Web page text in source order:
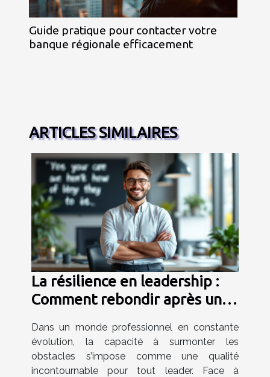
Guide pratique pour contacter votre
banque régionale efficacement
ARTICLES SIMILAIRES
La résilience en leadership :
Comment rebondir après un
Dans un monde professionnel en constante
évolution, la capacité à surmonter les
obstacles s’impose comme une qualité
incontournable pour tout leader. Face à